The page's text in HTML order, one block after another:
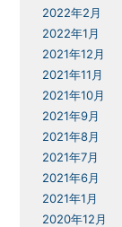
2022年2月
2022年1月
2021年12月
2021年11月
2021年10月
2021年9月
2021年8月
2021年7月
2021年6月
2021年1月
2020年12月